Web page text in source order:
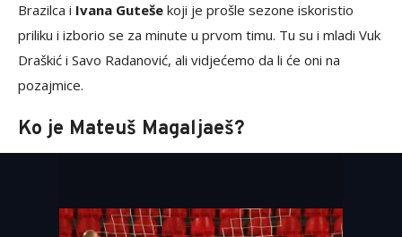
Brazilca i Ivana Guteše koji je prošle sezone iskoristio
priliku i izborio se za minute u prvom timu. Tu su i mladi Vuk
Draškić i Savo Radanović, ali vidjećemo da li će oni na
pozajmice.
Ko je Mateuš Magaljaeš?